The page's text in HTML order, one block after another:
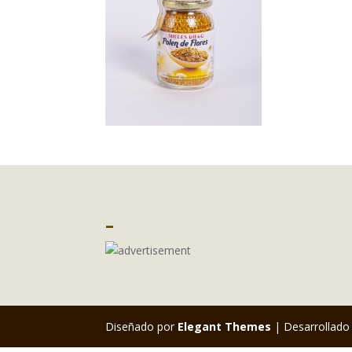
–
Diseñado por Elegant Themes |